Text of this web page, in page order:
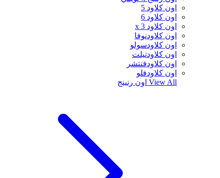
اون كلاود 5
اون كلاود 6
اون كلاود x 3
اون كلاودنوفا
اون كلاودسولو
اون كلاودتيلت
اون كلاودفنتشر
اون كلاودفلو
View All اون رنينج